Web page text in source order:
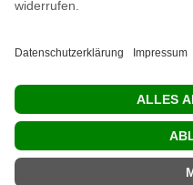
KONTAKT
RECHTLICHES
INFORMATIVES
MEIN KONTO